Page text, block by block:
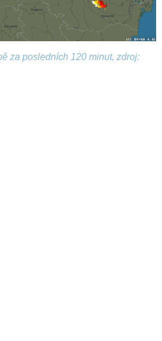
za posledních 120 minut, zdroj: